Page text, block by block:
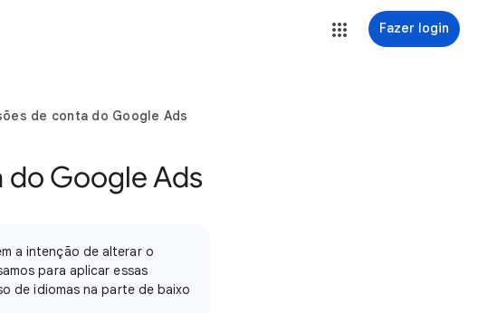
Fazer login
de conta do Google Ads
do Google Ads
a intenção de alterar o
para aplicar essas
de idiomas na parte de baixo